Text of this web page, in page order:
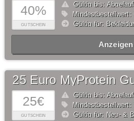
40%
GUTSCHEIN
Gültig bis:
Mindestbestellwert:
Gültig für:
Anzeigen
25€
GUTSCHEIN
25 Euro MyProtein
Gültig bis:
Mindestbestellwert:
Gültig für: Neu- &